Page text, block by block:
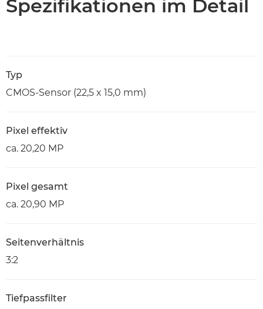
Spezifikationen im Detail
Typ
CMOS-Sensor (22,5 x 15,0 mm)
Pixel effektiv
ca. 20,20 MP
Pixel gesamt
ca. 20,90 MP
Seitenverhältnis
3:2
Tiefpassfilter